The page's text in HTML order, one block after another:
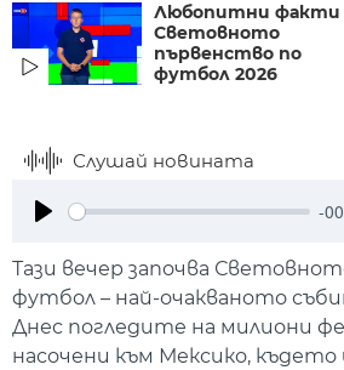
Любопитни факти
Световното
първенство по
футбол 2026
Слушай новината
-
Тази вечер започва
футбол – най-очакваното
Днес погледите на милиони
насочени към Мексико,